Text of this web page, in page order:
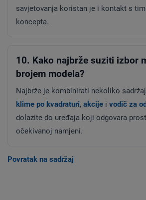
savjetovanja koristan je i kontakt s
koncepta.
10. Kako najbrže suziti izbor
brojem modela?
Najbrže je kombinirati nekoliko
klime po kvadraturi, akcije i vodič za
dolazite do uređaja koji odgovara
očekivanoj namjeni.
Povratak na sadržaj